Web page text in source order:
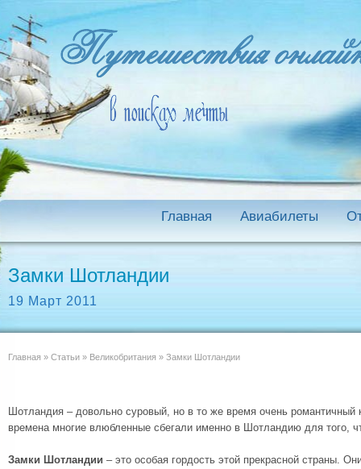
Главная Авиабилеты
Замки Шотландии
19 Март 2011
Главная » Статьи » Великобритания » Замки Шотландии
Шотландия – довольно суровый, но в то же время очень романтичный
времена многие влюбленные сбегали именно в Шотландию для того,
Замки Шотландии – это особая гордость этой прекрасной страны.